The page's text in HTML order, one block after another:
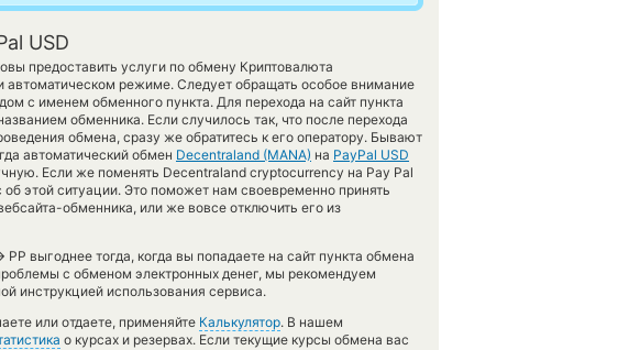
USD
предоставить услуги по обмену Криптовалюта
режиме. Следует обращать особое внимание
с именем обменного пункта. Для перехода на сайт пункта
обменника. Если случилось так, что после перехода
обмена, сразу же обратитесь к его оператору. Бывают
автоматический обмен Decentraland (MANA) на PayPal USD
Если же поменять Decentraland cryptocurrency на Pay Pal
этой ситуации. Это поможет нам своевременно принять
обменника, или же вовсе отключить его из
PP выгоднее тогда, когда вы попадаете на сайт пункта обмена
с обменом электронных денег, мы рекомендуем
инструкцией использования сервиса.
или отдаете, применяйте Калькулятор. В нашем
о курсах и резервах. Если текущие курсы обмена вас